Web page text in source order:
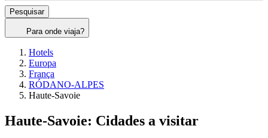
Pesquisar
Para onde viaja?
Hotels
Europa
França
RÓDANO-ALPES
Haute-Savoie
Haute-Savoie: Cidades a visitar